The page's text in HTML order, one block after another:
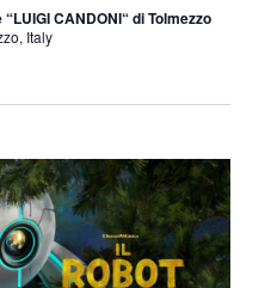
n
CANDONI“ di Tolmezzo
Italy